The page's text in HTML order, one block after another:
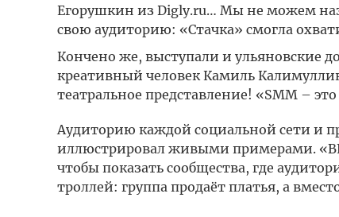
Егорушкин из Digly.ru… Мы не можем
свою аудиторию: «Стачка» смогла
Кончено же, выступали и ульяновские
креативный человек Камиль
театральное представление! «SMM –
Аудиторию каждой социальной сети и
иллюстрировал живыми примерами.
чтобы показать сообщества, где
троллей: группа продаёт платья, а